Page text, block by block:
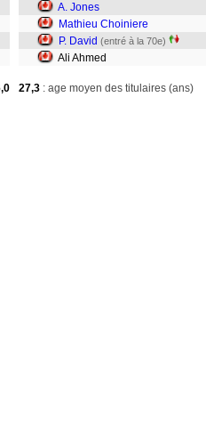
A. Jones
Mathieu Choiniere
P. David (entré à la 70e)
Ali Ahmed
27,3 : age moyen des titulaires (ans)